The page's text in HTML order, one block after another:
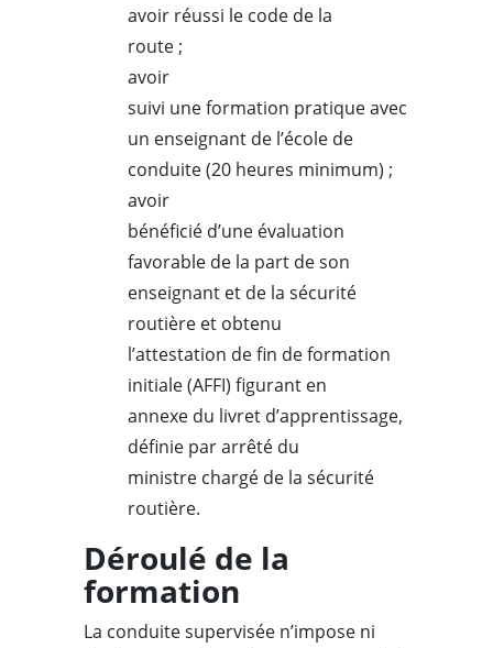
avoir réussi le code de la
route ;
avoir
suivi une formation pratique avec
un enseignant de l’école de
conduite (20 heures minimum) ;
avoir
bénéficié d’une évaluation
favorable de la part de son
enseignant et de la sécurité
routière et obtenu
l’attestation de fin de formation
initiale (AFFI) figurant en
annexe du livret d’apprentissage,
définie par arrêté du
ministre chargé de la sécurité
routière.
Déroulé de la
formation
La conduite supervisée n’impose ni